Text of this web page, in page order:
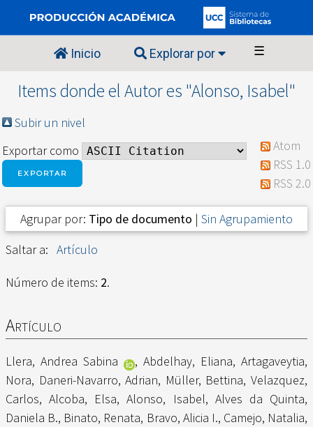
Inicio Explorar por ☰
Items donde el Autor es "Alonso, Isabel"
Subir un nivel
Exportar como
Atom
RSS 1.0
RSS 2.0
Agrupar por: Tipo de documento | Sin Agrupamiento
Saltar a: Artículo
Número de items: 2.
Artículo
Llera, Andrea Sabina , Abdelhay, Eliana, Artagaveytia,
Nora, Daneri-Navarro, Adrian, Müller, Bettina,Velazquez,
Carlos,Alcoba, Elsa,Alonso, Isabel, Alves da Quinta,
Daniela B., Binato, Renata, Bravo, Alicia I., Camejo, Natalia,